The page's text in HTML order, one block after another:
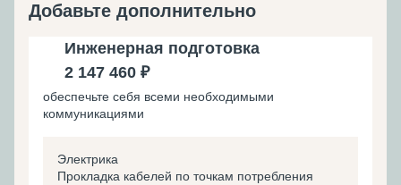
Добавьте дополнительно
Инженерная подготовка
2 147 460 ₽
обеспечьте себя всеми необходимыми
коммуникациями
Электрика
Прокладка кабелей по точкам потребления